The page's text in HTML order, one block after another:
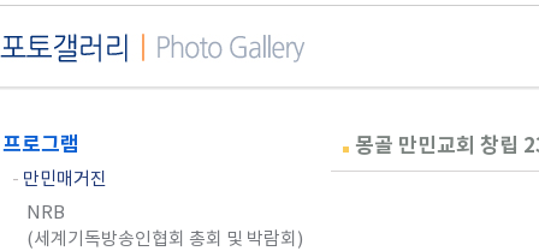
프로그램
- 만민매거진
NRB
(세계기독방송인협회 총회 및 박람회)
몽골 만민교회 창립